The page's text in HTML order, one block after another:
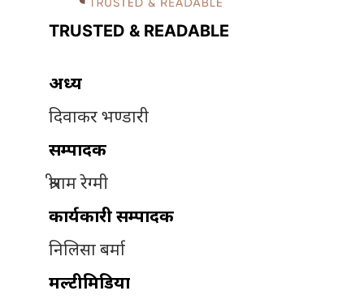
TRUSTED & READABLE
अध्यक्ष
दिवाकर भण्डारी
सम्पादक
श्रीराम रेग्मी
कार्यकारी सम्पादक
निलिसा बर्मा
मल्टीमिडिया